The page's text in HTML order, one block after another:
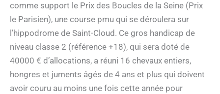
comme support le Prix des Boucles de la Seine (Prix
le Parisien), une course pmu qui se déroulera sur
l’hippodrome de Saint-Cloud. Ce gros handicap de
niveau classe 2 (référence +18), qui sera doté de
40000 € d’allocations, a réuni 16 chevaux entiers,
hongres et juments âgés de 4 ans et plus qui doivent
avoir couru au moins une fois cette année pour